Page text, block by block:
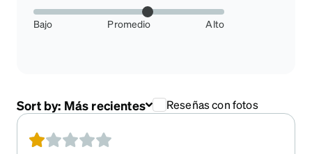
Bajo Promedio Alto
Sort by: Más recientes Reseñas con fotos